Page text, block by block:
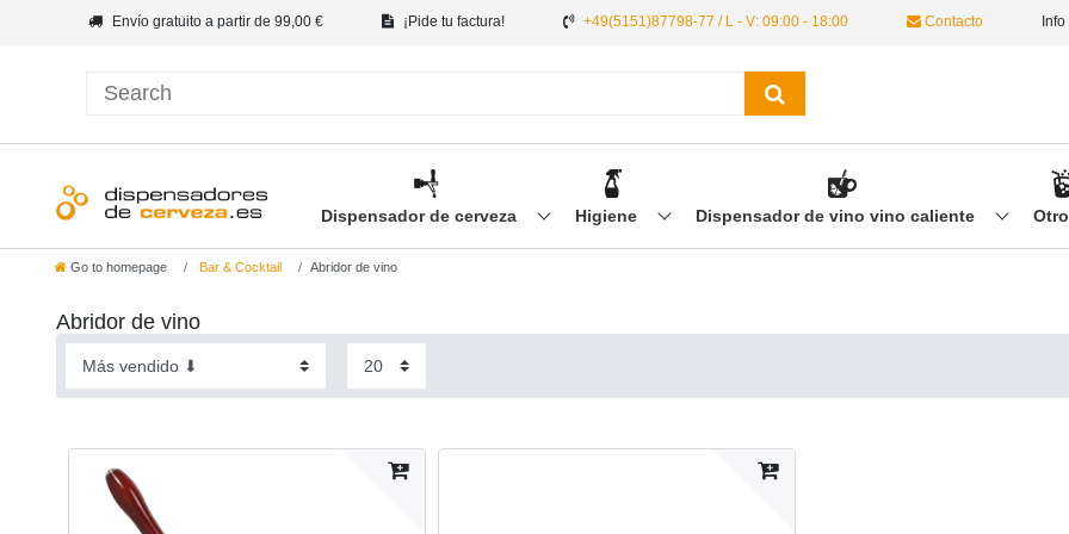
Envío gratuito a partir de 99,00 € ¡Pide tu factura! +49(5151)87798-77 / L - V: 09:00 - 18:00 Contacto Info
Dispensador de cerveza Higiene Dispensador de vino vino caliente
Go to homepage Bar & Cocktail Abridor de vino
Abridor de vino